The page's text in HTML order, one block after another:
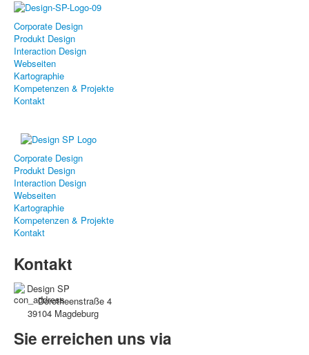
Corporate Design
Produkt Design
Interaction Design
Webseiten
Kartographie
Kompetenzen & Projekte
Kontakt
Corporate Design
Produkt Design
Interaction Design
Webseiten
Kartographie
Kompetenzen & Projekte
Kontakt
Kontakt
Design SP
Dorotheenstraße 4
39104 Magdeburg
Sie erreichen uns via